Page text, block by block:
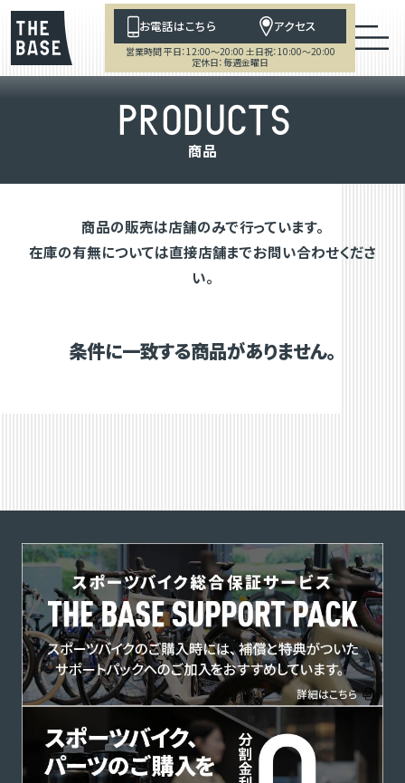
お電話はこちら アクセス
営業時間 平日：12:00～20:00 土日祝：10:00～20:00
定休日：毎週金曜日
PRODUCTS
商品
商品の販売は店舗のみで行っています。
在庫の有無については直接店舗までお問い合わせくださ
い。
条件に一致する商品がありません。